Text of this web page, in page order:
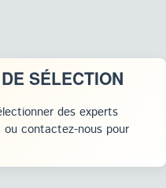
SÉLECTION
des experts
contactez-nous pour